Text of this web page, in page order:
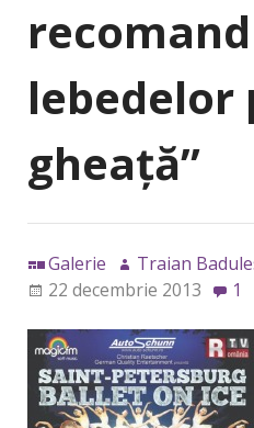
lebedelor
gheaţă”
Galerie
Traian
22 decembrie 2013
1